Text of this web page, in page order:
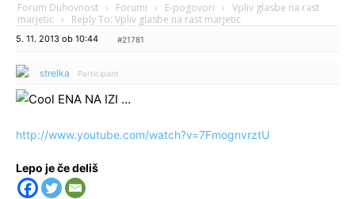
Forum Duhovnost › Forumi › E-pogovori › Vpliv glasbe na rast
marjetic › Reply To: Vpliv glasbe na rast marjetic
5. 11. 2013 ob 10:44 #21781
strelka Participant
ENA NA IZI …
http://www.youtube.com/watch?v=7FmognvrztU
Lepo je če deliš